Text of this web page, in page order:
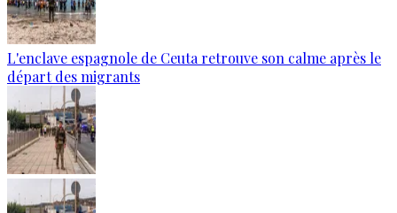
L'enclave espagnole de Ceuta retrouve son calme après le
départ des migrants